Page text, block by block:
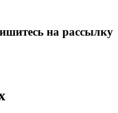
на рассылку